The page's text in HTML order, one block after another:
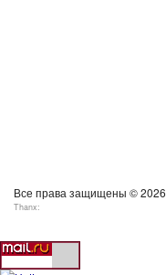
Все права защищены © 2026
Thanx: